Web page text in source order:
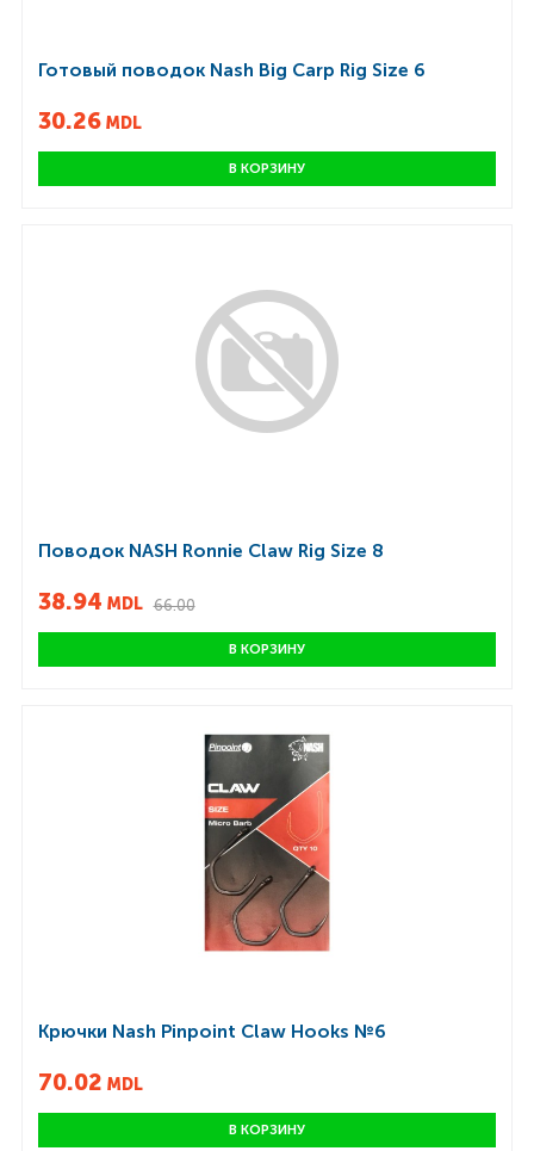
Готовый поводок Nash Big Carp Rig Size 6
30.26MDL
В КОРЗИНУ
Поводок NASH Ronnie Claw Rig Size 8
38.94 MDL 66.00
В КОРЗИНУ
Крючки Nash Pinpoint Claw Hooks №6
70.02 MDL
В КОРЗИНУ